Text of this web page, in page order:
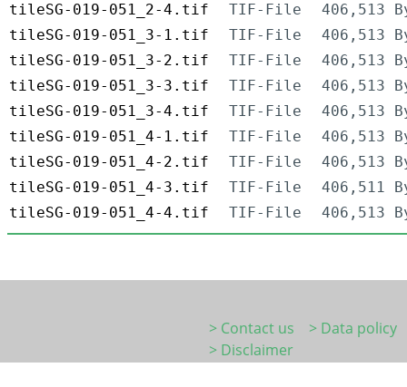
tileSG-019-051_2-4.tif
TIF-File
406,513
tileSG-019-051_3-1.tif
TIF-File
406,513
tileSG-019-051_3-2.tif
TIF-File
406,513
tileSG-019-051_3-3.tif
TIF-File
406,513
tileSG-019-051_3-4.tif
TIF-File
406,513
tileSG-019-051_4-1.tif
TIF-File
406,513
tileSG-019-051_4-2.tif
TIF-File
406,513
tileSG-019-051_4-3.tif
TIF-File
406,511
tileSG-019-051_4-4.tif
TIF-File 406,513
> Contact us
> Data policy
> Disclaimer